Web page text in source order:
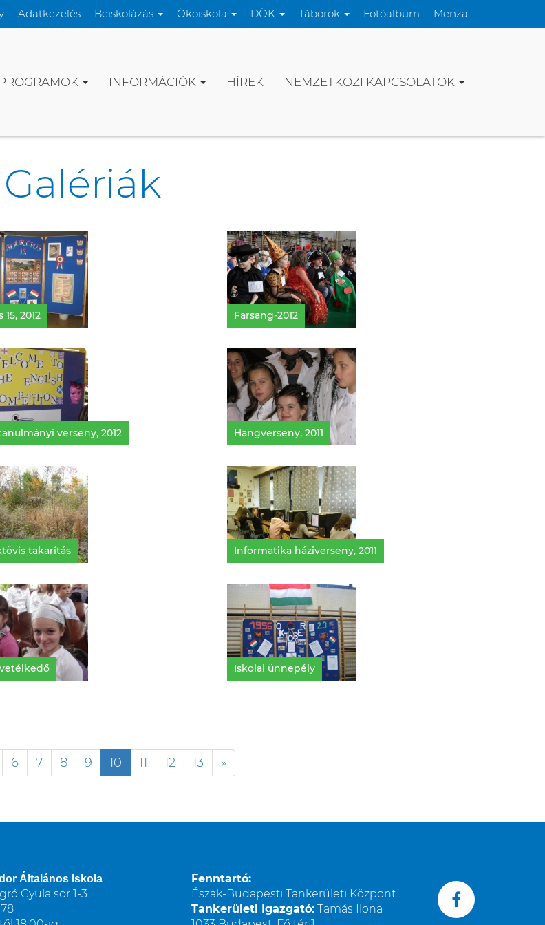
Adatkezelés Beiskolázás Ökoiskola DÖK Táborok Fotóalbum Menza
PROGRAMOK INFORMÁCIÓK HÍREK NEMZETKÖZI KAPCSOLATOK
Galériák
15, 2012 Farsang-2012
verseny, 2012 Hangverseny, 2011
takarítás Informatika háziverseny, 2011
Iskolai ünnepély
6 7 8 9 10 11 12 13 »
Általános Iskola
Gyula sor 1-3.
Fenntartó:
Észak-Budapesti Tankerületi Központ
Tankerületi Igazgató: Tamás Ilona